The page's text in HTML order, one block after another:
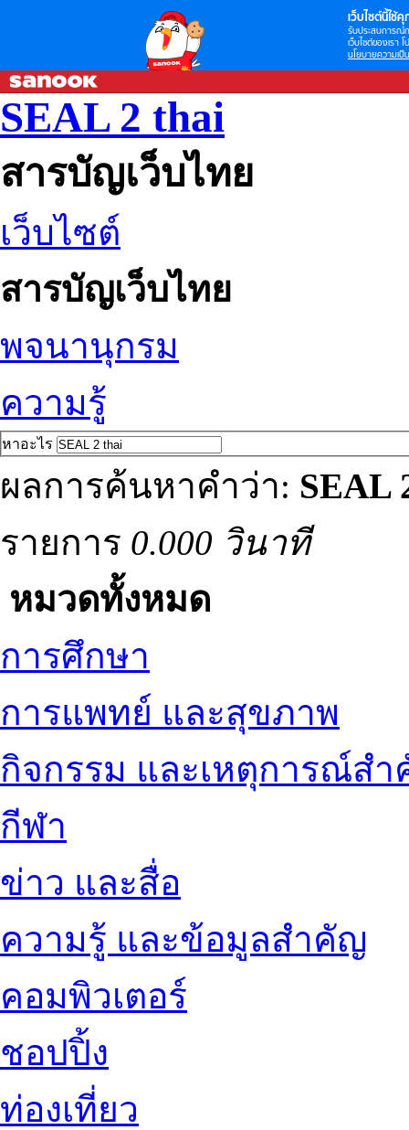
เว็บไซต์นี้ใช้คุ
รับประสบการณ์
เว็บไซต์ของเรา
นโยบายความเป็
SEAL 2 thai
สารบัญเว็บไทย
เว็บไซต์
สารบัญเว็บไทย
พจนานุกรม
ความรู้
หาอะไร
ผลการค้นหาคำว่า: SEAL
รายการ 0.000 วินาที
หมวดทั้งหมด
การศึกษา
การแพทย์ และสุขภาพ
กิจกรรม และเหตุการณ์ส
กีฬา
ข่าว และสื่อ
ความรู้ และข้อมูลสำคัญ
คอมพิวเตอร์
ชอปปิ้ง
ท่องเที่ยว